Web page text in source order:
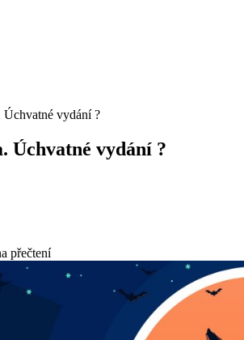
Úchvatné vydání ?
Úchvatné vydání ?
přečtení